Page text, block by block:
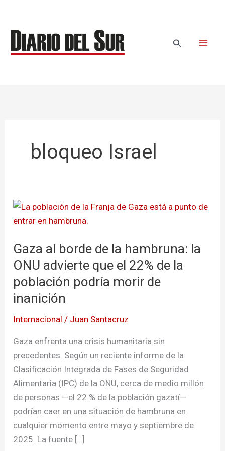
contenido
Buscar
bloqueo Israel
Gaza al borde de la hambruna: la
ONU advierte que el 22% de la
población podría morir de
inanición
Internacional / Juan Santacruz
Gaza enfrenta una crisis humanitaria sin
precedentes. Según un reciente informe de la
Clasificación Integrada de Fases de Seguridad
Alimentaria (IPC) de la ONU, cerca de medio millón
de personas —el 22 % de la población gazatí—
podrían caer en una situación de hambruna en
cualquier momento entre mayo y septiembre de
2025. La fuente […]
Gaza
al
de
la
hambruna:
la
ONU
advierte
el
22%
de
la
población
podría
morir
de